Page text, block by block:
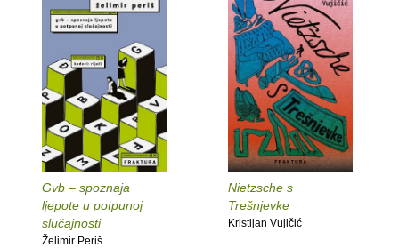
Gvb – spoznaja
ljepote u potpunoj
slučajnosti
Želimir Periš
Nietzsche s
Trešnjevke
Kristijan Vujičić